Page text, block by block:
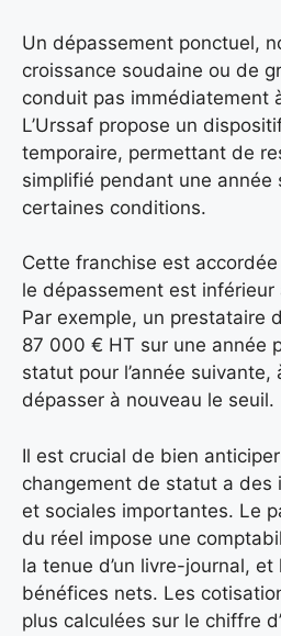
Un dépassement ponctuel,
croissance soudaine ou de
conduit pas immédiatement
L’Urssaf propose un
temporaire, permettant de
simplifié pendant une année
certaines conditions.
Cette franchise est
le dépassement est
Par exemple, un prestataire
87 000 € HT sur une année
statut pour l’année
dépasser à nouveau le seuil.
Il est crucial de bien
changement de statut a des
et sociales importantes. Le
du réel impose une
la tenue d’un livre-journal,
bénéfices nets. Les
plus calculées sur le chiffre